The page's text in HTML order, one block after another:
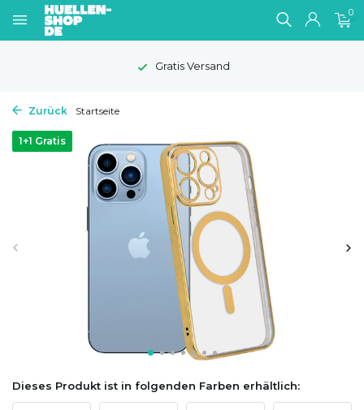
0
1-2 Werktage Lieferzeit
Zurück Startseite
1+1 Gratis
Dieses Produkt ist in folgenden Farben erhältlich: